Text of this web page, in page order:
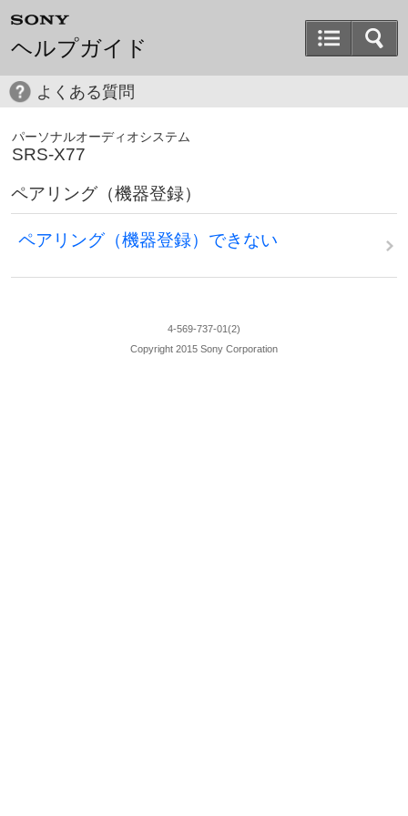
ヘルプガイド
よくある質問
パーソナルオーディオシステム
SRS-X77
ペアリング（機器登録）
ペアリング（機器登録）できない
4-569-737-01(2)
Copyright 2015 Sony Corporation